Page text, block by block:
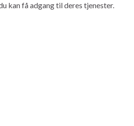
kan få adgang til deres tjenester.